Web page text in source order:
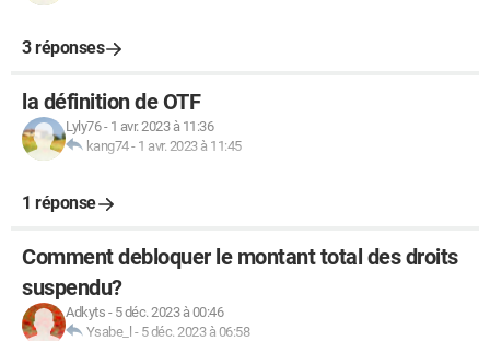
3 réponses
la définition de OTF
Lyly76- 1 avr. 2023 à 11:36
kang74- 1 avr. 2023 à 11:45
1 réponse
Comment debloquer le montant total des droits
suspendu?
Adkyts - 5 déc. 2023 à 00:46
Ysabe_l - 5 déc. 2023 à 06:58